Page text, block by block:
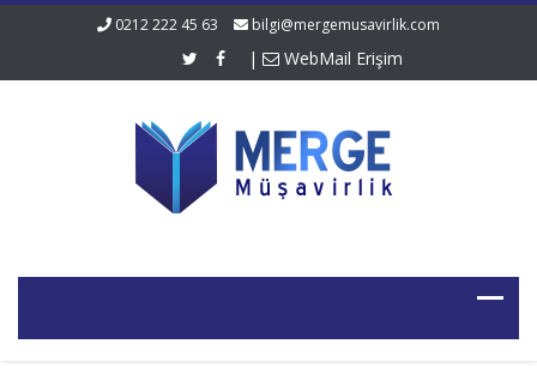
0212 222 45 63 bilgi@mergemusavirlik.com
| WebMail Erişim